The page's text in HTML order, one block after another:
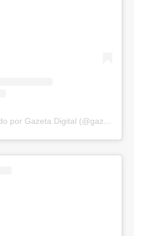
Um post compartilhado por Gazeta Digital (@gazetadigital)